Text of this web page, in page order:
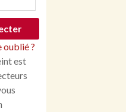
oublié ?
est